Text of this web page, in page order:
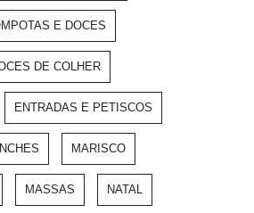
E DOCES
DE COLHER
ENTRADAS E PETISCOS
MARISCO
MASSAS NATAL